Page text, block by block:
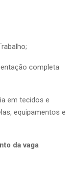
completa
em tecidos e
equipamentos e
da vaga